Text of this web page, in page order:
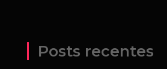
Posts recentes